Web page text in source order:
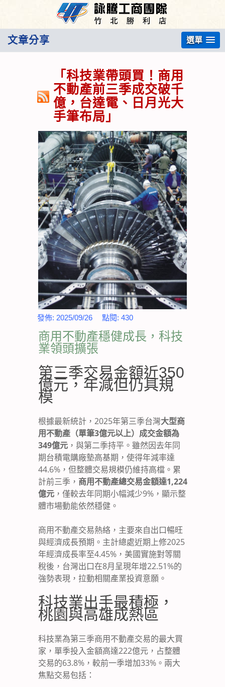
文章分享 選單
「科技業帶頭買！商用
不動產前三季成交破千
億，台達電、日月光大
手筆布局」
發佈: 2025/09/26 點閱: 430
商用不動產穩健成長，科技
業領頭擴張
第三季交易金額近350
億元，年減但仍具規
模
根據最新統計，2025年第三季台灣大型商
用不動產（單筆3億元以上）成交金額為
349億元 ，與第二季持平。雖然因去年同
期台積電購廠墊高基期，使得年減率達
44.6%，但整體交易規模仍維持高檔。累
計前三季， 商用不動產總交易金額達1,224
億元 ，僅較去年同期小幅減少9%，顯示整
體市場動能依然穩健。
商用不動產交易熱絡，主要來自出口暢旺
與經濟成長預期。主計總處近期上修2025
年經濟成長率至4.45%，美國實施對等關
稅後，台灣出口在8月呈現年增22.51%的
強勢表現，拉動相關產業投資意願。
科技業出手最積極，
桃園與高雄成熱區
科技業為第三季商用不動產交易的最大買
家，單季投入金額高達222億元，占整體
交易的63.8%，較前一季增加33%。兩大
焦點交易包括：